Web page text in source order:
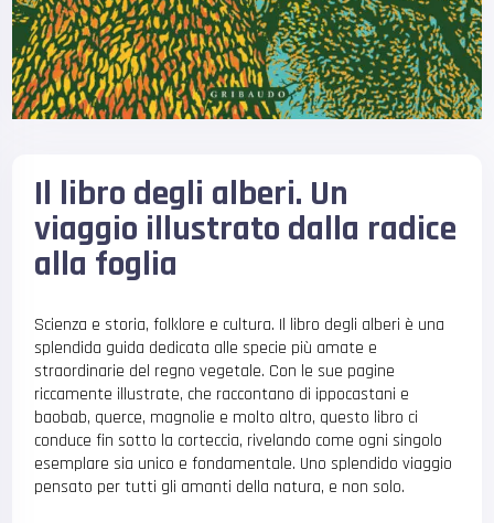
Il libro degli alberi. Un
viaggio illustrato dalla radice
alla foglia
Scienza e storia, folklore e cultura. Il libro degli alberi è una
splendida guida dedicata alle specie più amate e
straordinarie del regno vegetale. Con le sue pagine
riccamente illustrate, che raccontano di ippocastani e
baobab, querce, magnolie e molto altro, questo libro ci
conduce fin sotto la corteccia, rivelando come ogni singolo
esemplare sia unico e fondamentale. Uno splendido viaggio
pensato per tutti gli amanti della natura, e non solo.